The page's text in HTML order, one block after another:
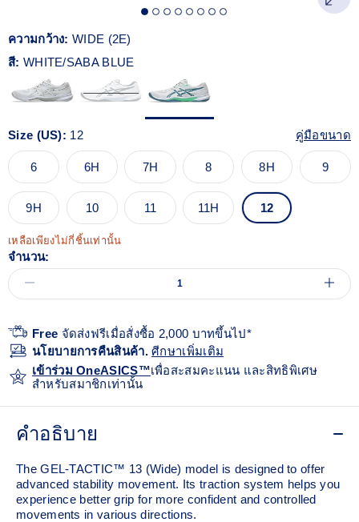
ความกว้าง: WIDE (2E)
สี: WHITE/SABA BLUE
Size (US): 12 คู่มือขนาด
6 6H 7H 8 8H 9
9H 10 11 11H 12
เหลือเพียงไม่กี่ชิ้นเท่านั้น
จำนวน:
Free จัดส่งฟรีเมื่อสั่งซื้อ 2,000 บาทขึ้นไป*
นโยบายการคืนสินค้า.ศีกษาเพิ่มเติม
เข้าร่วม OneASICS™เพื่อสะสมคะแนน และสิทธิพิเศษ
สำหรับสมาชิกเท่านั้น
คำอธิบาย
The GEL-TACTIC™ 13 (Wide) model is designed to offer
advanced stability movement. Its traction system helps you
experience better grip for more confident and controlled
movements in various directions.​